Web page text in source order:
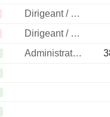
Dirigeant / cadre principal
Dirigeant / cadre principal
Administrateur